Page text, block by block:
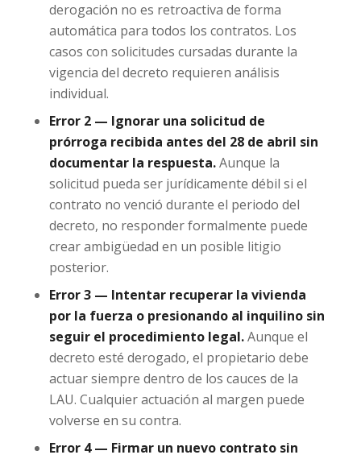
derogación no es retroactiva de forma
automática para todos los contratos. Los
casos con solicitudes cursadas durante la
vigencia del decreto requieren análisis
individual.
Error 2 — Ignorar una solicitud de
prórroga recibida antes del 28 de abril sin
documentar la respuesta.Aunque la
solicitud pueda ser jurídicamente débil si el
contrato no venció durante el periodo del
decreto, no responder formalmente puede
crear ambigüedad en un posible litigio
posterior.
Error 3 — Intentar recuperar la vivienda
por la fuerza o presionando al inquilino sin
seguir el procedimiento legal.Aunque el
decreto esté derogado, el propietario debe
actuar siempre dentro de los cauces de la
LAU. Cualquier actuación al margen puede
volverse en su contra.
Error 4 — Firmar un nuevo contrato sin